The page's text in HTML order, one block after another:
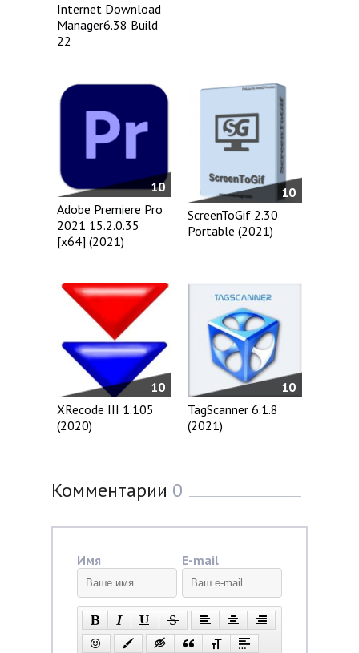
Internet Download
Manager6.38 Build
22
10
Adobe Premiere Pro
2021 15.2.0.35
[x64] (2021)
10
ScreenToGif 2.30
Portable (2021)
10
XRecode III 1.105
(2020)
10
TagScanner 6.1.8
(2021)
Комментарии 0
Имя E-mail